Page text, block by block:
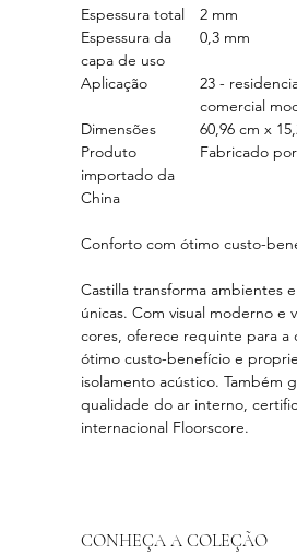
Espessura total
2 mm
Espessura da
capa de uso
0,3 mm
Aplicação
23 -
comercial
Dimensões
60,96 cm x
Produto
importado da
China
Fabricado
Conforto com ótimo custo-
Castilla transforma ambientes
únicas. Com visual moderno e
cores, oferece requinte para a
ótimo custo-benefício e
isolamento acústico. Também
qualidade do ar interno,
internacional Floorscore.
CONHEÇA A COLEÇÃO